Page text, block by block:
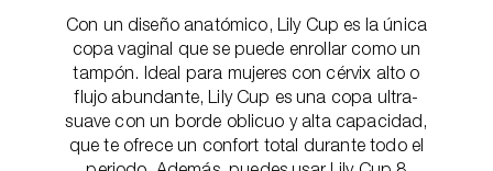
Con un diseño anatómico, Lily Cup es la única
copa vaginal que se puede enrollar como un
tampón. Ideal para mujeres con cérvix alto o
flujo abundante, Lily Cup es una copa ultra-
suave con un borde oblicuo y alta capacidad,
que te ofrece un confort total durante todo el